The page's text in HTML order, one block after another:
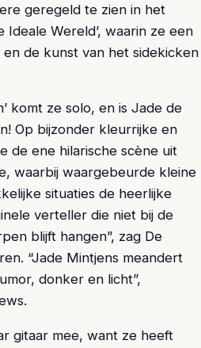
geregeld te zien in het
Ideale Wereld’, waarin ze een
de kunst van het sidekicken
komt ze solo, en is Jade de
Op bijzonder kleurrijke en
de ene hilarische scène uit
waarbij waargebeurde kleine
situaties de heerlijke
verteller die niet bij de
blijft hangen”, zag De
“Jade Mintjens meandert
donker en licht”,
gitaar mee, want ze heeft